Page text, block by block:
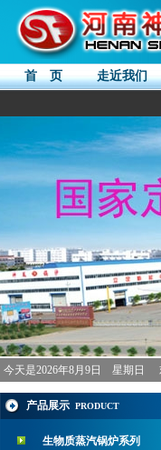
首 页 走近我们
今天是2026年8月9日 星期日
产品展示 PRODUCT
生物质蒸汽锅炉系列